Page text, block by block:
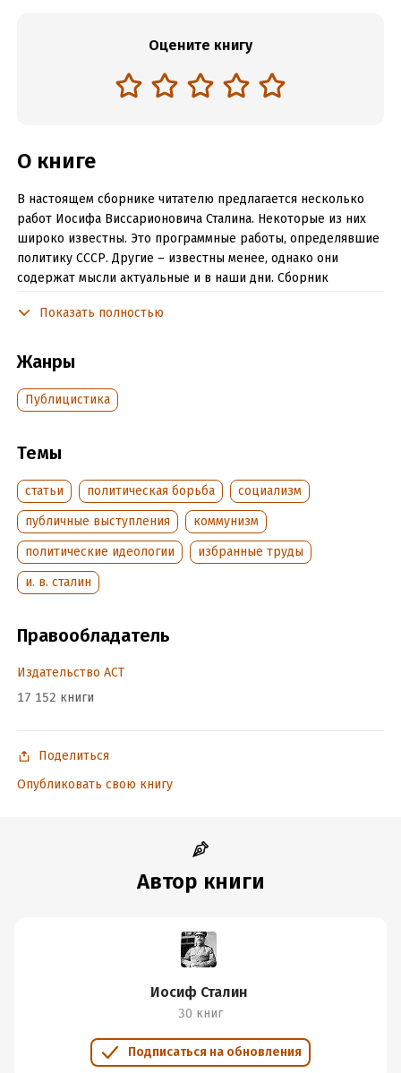
Оцените книгу
О книге
В настоящем сборнике читателю предлагается несколько
работ Иосифа Виссарионовича Сталина. Некоторые из них
широко известны. Это программные работы, определявшие
политику СССР. Другие – известны менее, однако они
содержат мысли актуальные и в наши дни. Сборник
которые позволяют составить впечатление о нем, не только
В формате PDF A4 сохранен издательский макет.
Подробная информация
Объем:613826
Год издания:2025
Дата поступления:20 сентября 2021
ISBN (EAN):9785171383725
Время на чтение:
Показать полностью
Жанры
Публицистика
Темы
статьи политическая борьба
социализм
публичные выступления
коммунизм
политические идеологии
избранные труды
и. в. сталин
Правообладатель
Издательство АСТ
17 152 книги
Поделиться
Опубликовать свою книгу
Автор книги
Иосиф Сталин
30 книг
Подписаться на обновления